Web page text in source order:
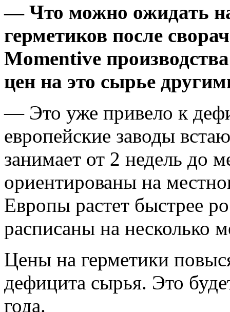
— Что можно ожидать
герметиков после
Momentive
цен на это сырье
— Это уже привело к
европейские заводы
занимает от 2 недель до
ориентированы на
Европы растет быстрее
расписаны на несколько
Цены на герметики
дефицита сырья. Это
года.